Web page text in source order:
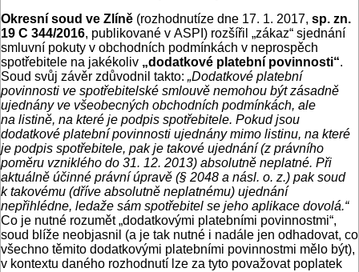
Okresní soud ve Zlíně (rozhodnutíze dne 17. 1. 2017, sp. zn.
19 C 344/2016, publikované v ASPI) rozšířil „zákaz“ sjednání
smluvní pokuty v obchodních podmínkách v neprospěch
spotřebitele na jakékoliv „dodatkové platební povinnosti“.
Soud svůj závěr zdůvodnil takto: „Dodatkové platební
povinnosti ve spotřebitelské smlouvě nemohou být zásadně
ujednány ve všeobecných obchodních podmínkách, ale
na listině, na které je podpis spotřebitele. Pokud jsou
dodatkové platební povinnosti ujednány mimo listinu, na které
je podpis spotřebitele, pak je takové ujednání (z právního
poměru vzniklého do 31. 12. 2013) absolutně neplatné. Při
aktuálně účinné právní úpravě (§ 2048 a násl. o. z.) pak soud
k takovému (dříve absolutně neplatnému) ujednání
nepřihlédne, ledaže sám spotřebitel se jeho aplikace dovolá.“
Co je nutné rozumět „dodatkovými platebními povinnostmi“,
soud blíže neobjasnil (a je tak nutné i nadále jen odhadovat, co
všechno těmito dodatkovými platebními povinnostmi mělo být),
v kontextu daného rozhodnutí lze za tyto považovat poplatek